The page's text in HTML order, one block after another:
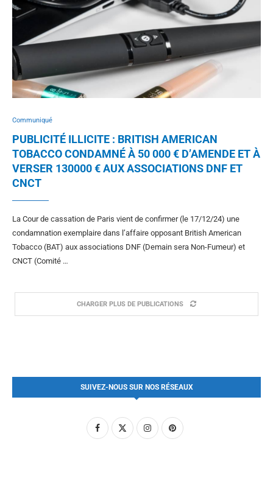
Communiqué
PUBLICITÉ ILLICITE : BRITISH AMERICAN
TOBACCO CONDAMNÉ À 50 000 € D’AMENDE ET À
VERSER 130000 € AUX ASSOCIATIONS DNF ET
CNCT
La Cour de cassation de Paris vient de confirmer (le 17/12/24) une
condamnation exemplaire dans l’affaire opposant British American
Tobacco (BAT) aux associations DNF (Demain sera Non-Fumeur) et
CNCT (Comité …
CHARGER PLUS DE PUBLICATIONS
SUIVEZ-NOUS SUR NOS RÉSEAUX